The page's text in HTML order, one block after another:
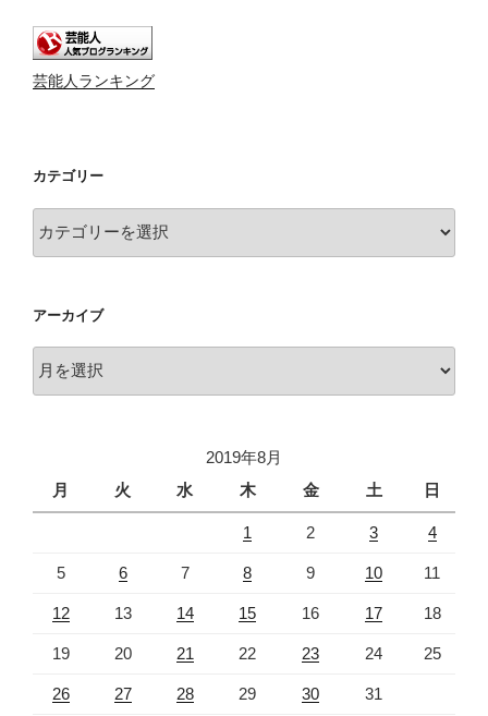
芸能人ランキング
カテゴリー
テ
ー
アーカイブ
ー
2019年8月
月
火 水 木 金 土 日
1 2 3 4
5 6 7 8 9 10 11
12 13 14 15 16 17 18
19 20 21 22 23 24 25
26 27 28 29 30 31